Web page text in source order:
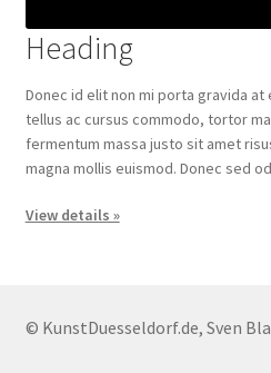
Heading
Donec id elit non mi porta gravida
tellus ac cursus commodo, tortor
fermentum massa justo sit amet
magna mollis euismod. Donec sed
View details »
© KunstDuesseldorf.de, Sven